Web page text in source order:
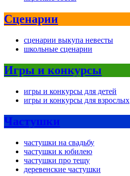
Сценарии
сценарии выкупа невесты
школьные сценарии
Игры и конкурсы
игры и конкурсы для детей
игры и конкурсы для взрослых
Частушки
частушки на свадьбу
частушки к юбилею
частушки про тещу
деревенские частушки